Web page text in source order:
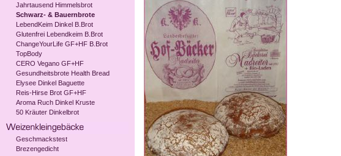
Jahrtausend Himmelsbrot
Schwarz- & Bauernbrote
LebendKeim Dinkel B.Brot
Glutenfrei Lebendkeim B.Brot
ChangeYourLife GF+HF B.Brot
TopBody
CERO Vegano GF+HF
Gesundheitsbrote Health Bread
Elysee Dinkel Baguette
Reis-Hirse Brot GF+HF
Aroma Ruch Dinkel Kruste
50 Kräuter Dinkelbrot
Geschmackstest
Brezengedicht